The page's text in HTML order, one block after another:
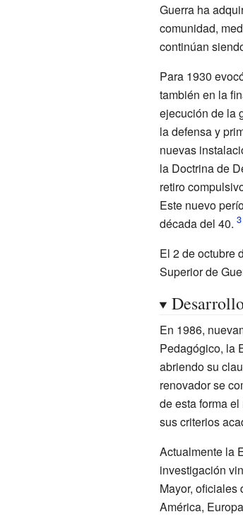
Guerra ha
comunidad,
continúan
Para 1930
también en la
ejecución de la
la defensa y
nuevas
la Doctrina de
retiro
Este nuevo
década del 40.
El 2 de octubre
Superior de
En 1986,
Pedagógico, la
abriendo su
renovador se
de esta forma
sus criterios
Actualmente la
investigación
Mayor, oficiales
América,